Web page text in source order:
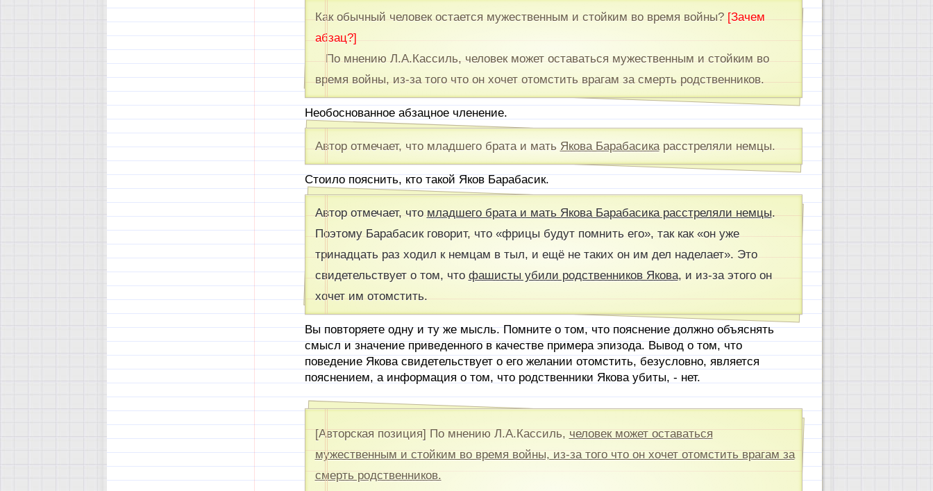
Как обычный человек остается мужественным и стойким во время войны? [Зачем
абзац?]
По мнению Л.А.Кассиль, человек может оставаться мужественным и стойким во
время войны, из-за того что он хочет отомстить врагам за смерть родственников.
Необоснованное абзацное членение.
Автор отмечает, что младшего брата и мать Якова Барабасикарасстреляли немцы.
Стоило пояснить, кто такой Яков Барабасик.
Автор отмечает, что младшего брата и мать Якова Барабасика расстреляли немцы.
Поэтому Барабасик говорит, что «фрицы будут помнить его», так как «он уже
тринадцать раз ходил к немцам в тыл, и ещё не таких он им дел наделает». Это
свидетельствует о том, что фашисты убили родственников Якова, и из-за этого он
хочет им отомстить.
Вы повторяете одну и ту же мысль. Помните о том, что пояснение должно объяснять
смысл и значение приведенного в качестве примера эпизода. Вывод о том, что
поведение Якова свидетельствует о его желании отомстить, безусловно, является
пояснением, а информация о том, что родственники Якова убиты, - нет.
[Авторская позиция] По мнению Л.А.Кассиль, человек может оставаться
мужественным и стойким во время войны, из-за того что он хочет отомстить врагам за
смерть родственников.